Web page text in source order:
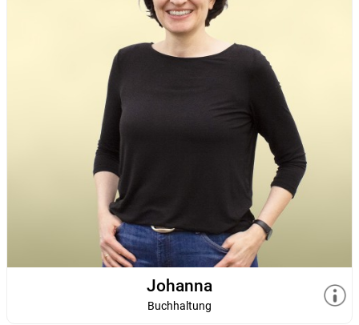
Johanna
Buchhaltung